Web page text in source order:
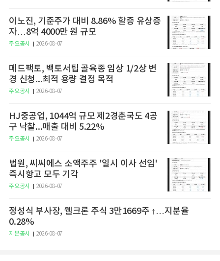
이노진, 기준주가 대비 8.86% 할증 유상증
자…8억 4000만 원 규모
주요공시 2026-08-07
메드팩토, 백토서팁 골육종 임상 1/2상 변
경 신청...최적 용량 결정 목적
주요공시 2026-08-07
HJ중공업, 1044억 규모 제2경춘국도 4공
구 낙찰...매출 대비 5.22%
주요공시 2026-08-07
법원, 씨씨에스 소액주주 '일시 이사 선임'
즉시항고 모두 기각
주요공시 2026-08-07
정성식 부사장, 웰크론 주식 3만1669주 ↑…지분율
0.28%
지분공시 2026-08-07